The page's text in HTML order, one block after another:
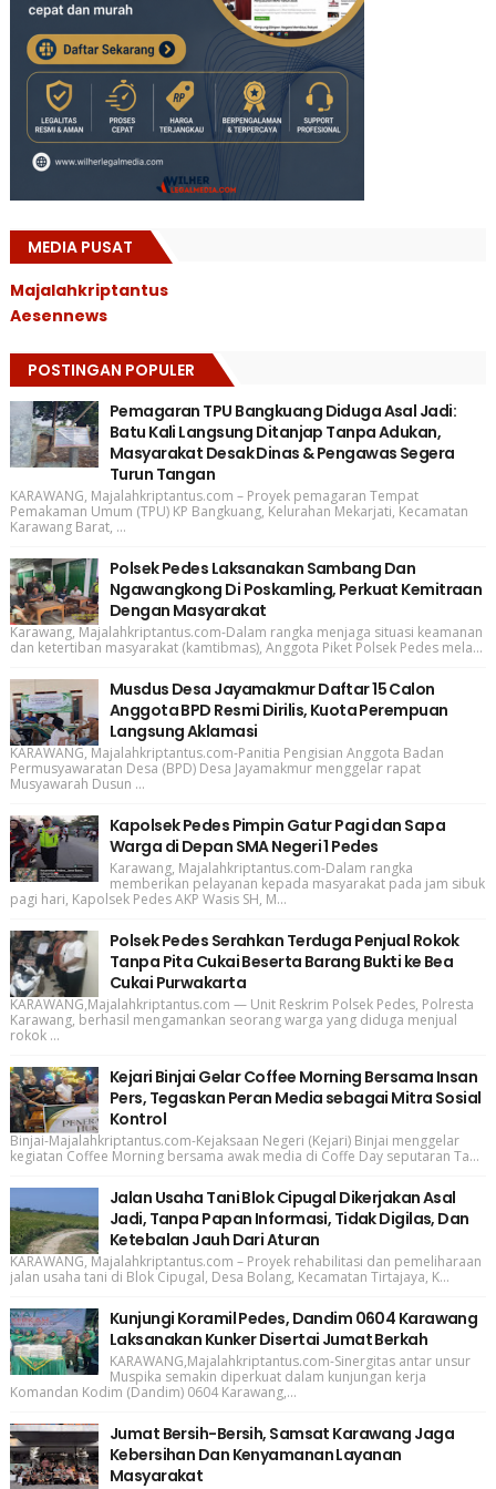
MEDIA PUSAT
Majalahkriptantus
Aesennews
POSTINGAN POPULER
Pemagaran TPU Bangkuang Diduga Asal Jadi:
Batu Kali Langsung Ditanjap Tanpa Adukan,
Masyarakat Desak Dinas & Pengawas Segera
Turun Tangan
KARAWANG, Majalahkriptantus.com – Proyek pemagaran Tempat
Pemakaman Umum (TPU) KP Bangkuang, Kelurahan Mekarjati, Kecamatan
Karawang Barat, ...
Polsek Pedes Laksanakan Sambang Dan
Ngawangkong Di Poskamling, Perkuat Kemitraan
Dengan Masyarakat
Karawang, Majalahkriptantus.com-Dalam rangka menjaga situasi keamanan
dan ketertiban masyarakat (kamtibmas), Anggota Piket Polsek Pedes mela...
Musdus Desa Jayamakmur Daftar 15 Calon
Anggota BPD Resmi Dirilis, Kuota Perempuan
Langsung Aklamasi
KARAWANG, Majalahkriptantus.com-Panitia Pengisian Anggota Badan
Permusyawaratan Desa (BPD) Desa Jayamakmur menggelar rapat
Musyawarah Dusun ...
Kapolsek Pedes Pimpin Gatur Pagi dan Sapa
Warga di Depan SMA Negeri 1 Pedes
Karawang, Majalahkriptantus.com-Dalam rangka
memberikan pelayanan kepada masyarakat pada jam sibuk
pagi hari, Kapolsek Pedes AKP Wasis SH, M...
Polsek Pedes Serahkan Terduga Penjual Rokok
Tanpa Pita Cukai Beserta Barang Bukti ke Bea
Cukai Purwakarta
KARAWANG,Majalahkriptantus.com — Unit Reskrim Polsek Pedes, Polresta
Karawang, berhasil mengamankan seorang warga yang diduga menjual
rokok ...
Kejari Binjai Gelar Coffee Morning Bersama Insan
Pers, Tegaskan Peran Media sebagai Mitra Sosial
Kontrol
Binjai-Majalahkriptantus.com-Kejaksaan Negeri (Kejari) Binjai menggelar
kegiatan Coffee Morning bersama awak media di Coffe Day seputaran Ta...
Jalan Usaha Tani Blok Cipugal Dikerjakan Asal
Jadi, Tanpa Papan Informasi, Tidak Digilas, Dan
Ketebalan Jauh Dari Aturan
KARAWANG, Majalahkriptantus.com – Proyek rehabilitasi dan pemeliharaan
jalan usaha tani di Blok Cipugal, Desa Bolang, Kecamatan Tirtajaya, K...
Kunjungi Koramil Pedes, Dandim 0604 Karawang
Laksanakan Kunker Disertai Jumat Berkah
KARAWANG,Majalahkriptantus.com-Sinergitas antar unsur
Muspika semakin diperkuat dalam kunjungan kerja
Komandan Kodim (Dandim) 0604 Karawang,...
Jumat Bersih-Bersih, Samsat Karawang Jaga
Kebersihan Dan Kenyamanan Layanan
Masyarakat